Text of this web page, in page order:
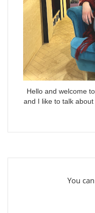
Hello and welcome
and I like to talk
You